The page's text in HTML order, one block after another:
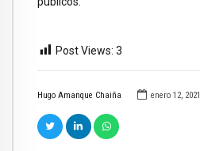
Hugo Amanque Chaiña enero 12, 2021
Post Views: 3